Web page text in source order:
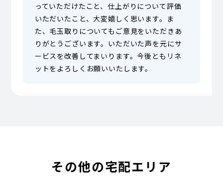
っていただけたこと、仕上がりについて評価
いただいたこと、大変嬉しく思います。ま
た、毛玉取りについてもご意見をいただきあ
りがとうございます。いただいた声を元にサ
ービスを改善してまいります。今後ともリネ
ットをよろしくお願いいたします。
その他の宅配エリア